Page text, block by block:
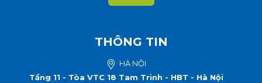
THÔNG TIN
HÀ NỘI
Tầng 11 - Tòa VTC 18 Tam Trinh - HBT - Hà Nội